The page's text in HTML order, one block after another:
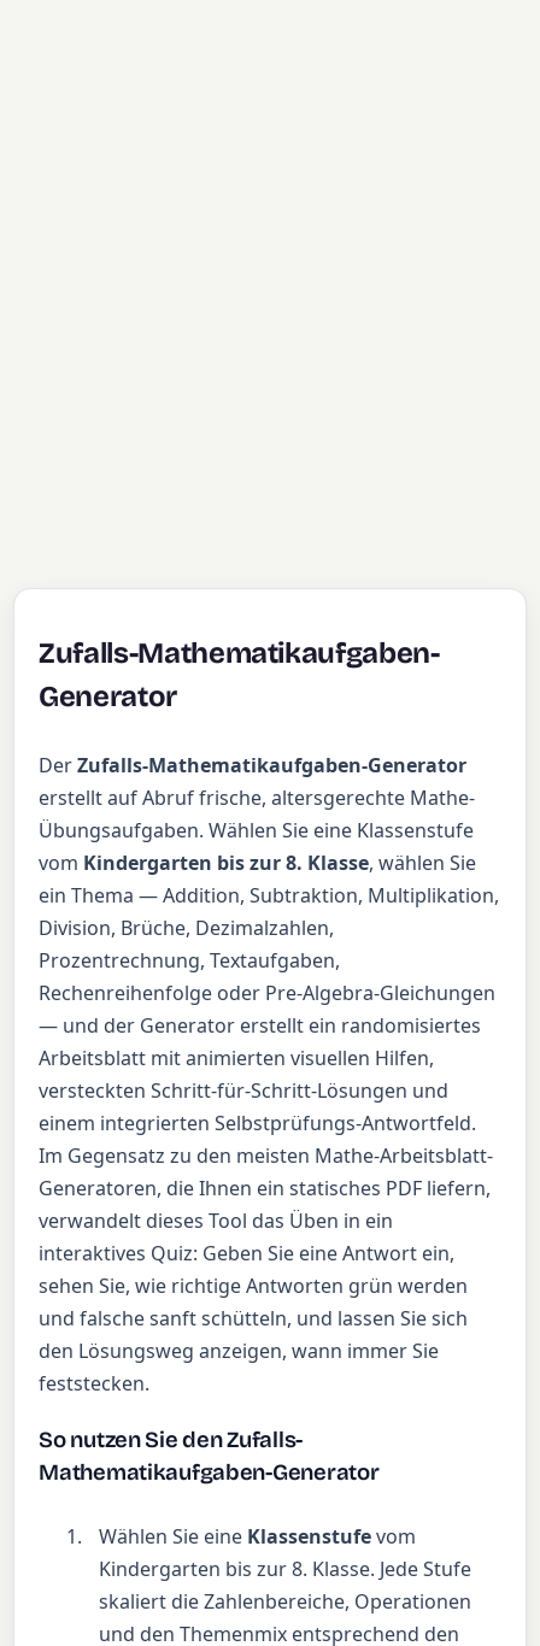
Zufalls-Mathematikaufgaben-
Generator
DerZufalls-Mathematikaufgaben-Generator
erstellt auf Abruf frische, altersgerechte Mathe-
Übungsaufgaben. Wählen Sie eine Klassenstufe
vom Kindergarten bis zur 8. Klasse, wählen Sie
ein Thema — Addition, Subtraktion, Multiplikation,
Division, Brüche, Dezimalzahlen,
Prozentrechnung, Textaufgaben,
Rechenreihenfolge oder Pre-Algebra-Gleichungen
— und der Generator erstellt ein randomisiertes
Arbeitsblatt mit animierten visuellen Hilfen,
versteckten Schritt-für-Schritt-Lösungen und
einem integrierten Selbstprüfungs-Antwortfeld.
Im Gegensatz zu den meisten Mathe-Arbeitsblatt-
Generatoren, die Ihnen ein statisches PDF liefern,
verwandelt dieses Tool das Üben in ein
interaktives Quiz: Geben Sie eine Antwort ein,
sehen Sie, wie richtige Antworten grün werden
und falsche sanft schütteln, und lassen Sie sich
den Lösungsweg anzeigen, wann immer Sie
feststecken.
So nutzen Sie den Zufalls-
Mathematikaufgaben-Generator
Wählen Sie eine Klassenstufevom
Kindergarten bis zur 8. Klasse. Jede Stufe
skaliert die Zahlenbereiche, Operationen
und den Themenmix entsprechend den